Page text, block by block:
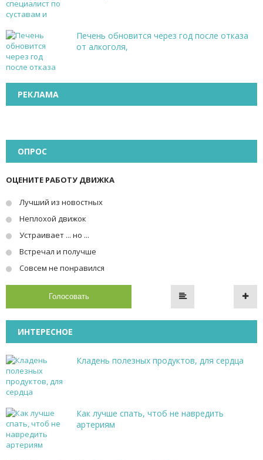
Печень обновится через год после отказа
от алкоголя,
РЕКЛАМА
ОПРОС
ОЦЕНИТЕ РАБОТУ ДВИЖКА
Лучший из новостных
Неплохой движок
Устраивает ... но ...
Встречал и получше
Совсем не понравился
Голосовать
ИНТЕРЕСНОЕ
Кладень полезных продуктов, для сердца
Как лучше спать, чтоб не навредить
артериям